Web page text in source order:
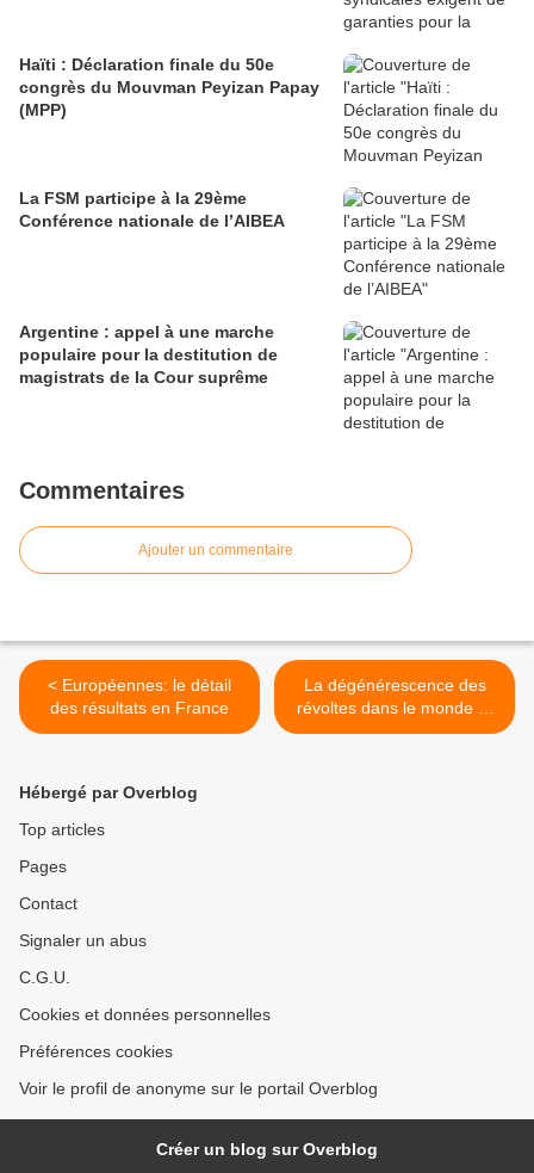
Haïti : Déclaration finale du 50e
congrès du Mouvman Peyizan Papay
(MPP)
La FSM participe à la 29ème
Conférence nationale de l’AIBEA
Argentine : appel à une marche
populaire pour la destitution de
magistrats de la Cour suprême
Commentaires
Ajouter un commentaire
< Européennes: le détail
des résultats en France
La dégénérescence des
révoltes dans le monde et
la révolution kurde >
Hébergé par Overblog
Top articles
Pages
Contact
Signaler un abus
C.G.U.
Cookies et données personnelles
Préférences cookies
Voir le profil de anonyme sur le portail Overblog
Créer un blog sur Overblog